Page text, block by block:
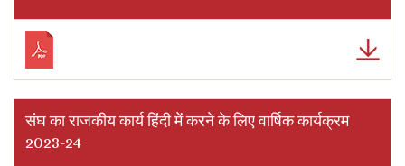
संघ का राजकीय कार्य हिंदी में करने के लिए वार्षिक कार्यक्रम
2023-24